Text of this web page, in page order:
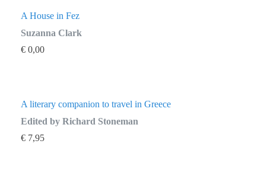
A House in Fez
Suzanna Clark
€ 0,00
A literary companion to travel in Greece
Edited by Richard Stoneman
€ 7,95